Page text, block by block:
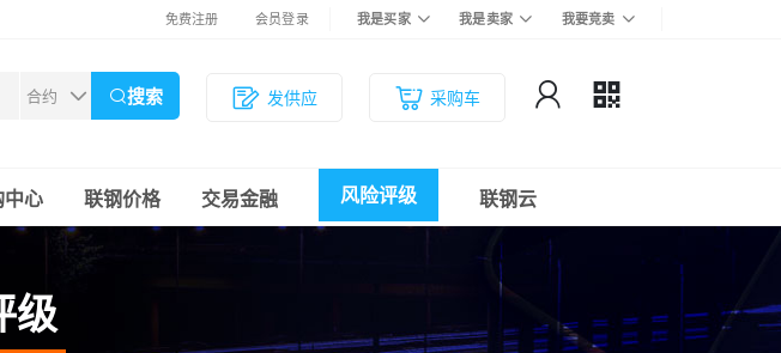
免费注册 会员登录 我是买家 我是卖家 我要竞卖
搜索 发供应 采购车
心 联钢价格 交易金融 风险评级 联钢云
级